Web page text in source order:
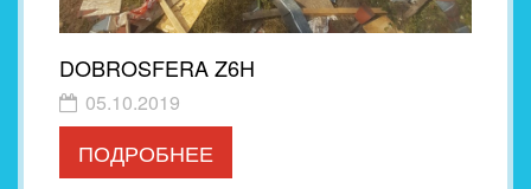
DOBROSFERA Z6H
05.10.2019
ПОДРОБНЕЕ